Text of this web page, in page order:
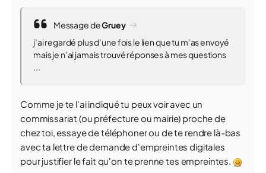
Message deGruey
j’ai regardé plus d’une fois le lien que tu m’as envoyé
mais je n’ai jamais trouvé réponses à mes questions
...
Comme je te l'ai indiqué tu peux voir avec un
commissariat (ou préfecture ou mairie) proche de
chez toi, essaye de téléphoner ou de te rendre là-bas
avec ta lettre de demande d'empreintes digitales
pour justifier le fait qu'on te prenne tes empreintes.